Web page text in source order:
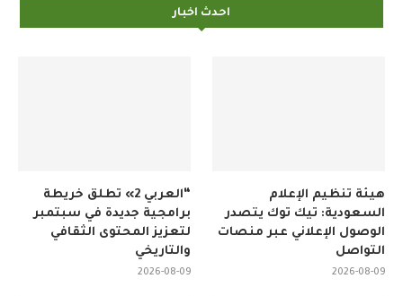
احدث اخبار
“العربي 2» تطلق خريطة
برامجية جديدة في سبتمبر
لتعزيز المحتوى الثقافي
والتاريخي
2026-08-09
هيئة تنظيم الإعلام
السعودية: تيك توك يتصدر
الوصول الإعلاني عبر منصات
التواصل
2026-08-09